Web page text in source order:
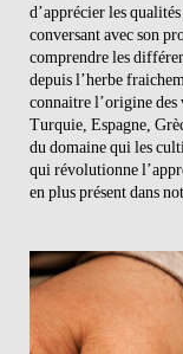
d’apprécier les
conversant avec son
comprendre les
depuis l’herbe
connaitre l’origine
Turquie, Espagne,
du domaine qui les
qui révolutionne
en plus présent dans